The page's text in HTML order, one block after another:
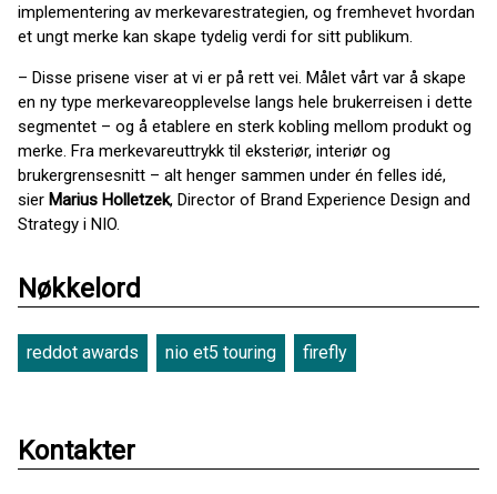
implementering av merkevarestrategien, og fremhevet hvordan
et ungt merke kan skape tydelig verdi for sitt publikum.
– Disse prisene viser at vi er på rett vei. Målet vårt var å skape
en ny type merkevareopplevelse langs hele brukerreisen i dette
segmentet – og å etablere en sterk kobling mellom produkt og
merke. Fra merkevareuttrykk til eksteriør, interiør og
brukergrensesnitt – alt henger sammen under én felles idé,
sier Marius Holletzek, Director of Brand Experience Design and
Strategy i NIO.
Nøkkelord
reddot awards nio et5 touring firefly
Kontakter